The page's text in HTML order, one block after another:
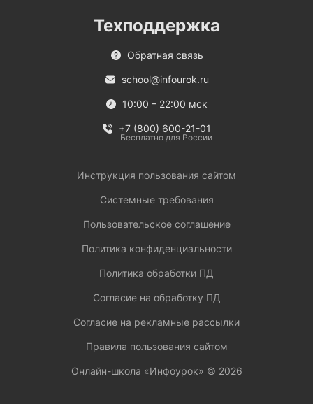
Техподдержка
Обратная связь
school@infourok.ru
10:00 – 22:00 мск
+7 (800) 600-21-01
Бесплатно для России
Инструкция пользования сайтом
Системные требования
Пользовательское соглашение
Политика конфиденциальности
Политика обработки ПД
Согласие на обработку ПД
Согласие на рекламные рассылки
Правила пользования сайтом
Онлайн-школа «Инфоурок» © 2026